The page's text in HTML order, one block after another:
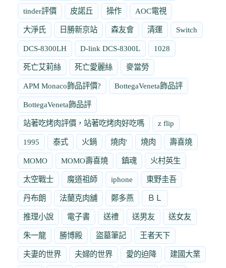
tinder評價 皮諾丘 操作 AOC電視
大淨氏 日勝新京站 森友會 清運 Switch
DCS-8300LH D-link DCS-8300L 1028
死亡艾莉絲 死亡愛麗絲 麥當勞
APM Monaco飾品評價? BottegaVeneta飾品評
BottegaVeneta飾品評
站著吃烤肉評價，站著吃烤肉好吃嗎 z flip
1995 泰式 火鍋 燒肉' 燒肉 壽喜燒
MOMO MOMO壽喜燒 鎮魂 火村英生
太空戰士 魔道祖師 iphone 東野圭吾
丹布朗 法蘭克肉舖 鄭多燕 ＢＬ
推理小說 電子書 送禮 送男友 送女友
朱一龍 勝博殿 盜墓筆記 王者天下
夫妻的世界 夫婦的世界 愛的迫降 建國大業